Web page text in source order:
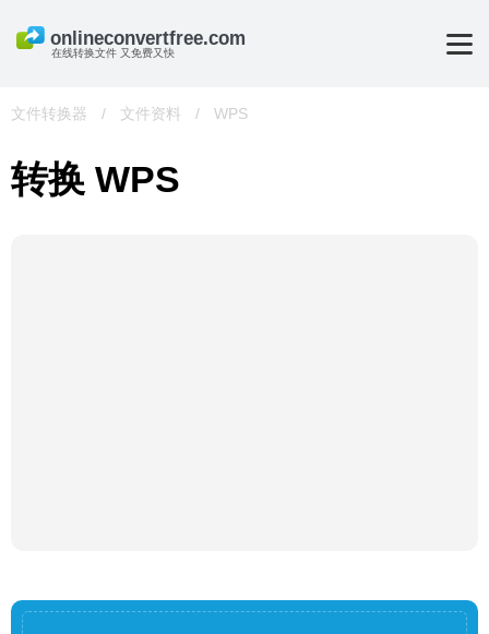
在线转换文件 又免费又快
文件转换器 / 文件资料 / WPS
转换 WPS